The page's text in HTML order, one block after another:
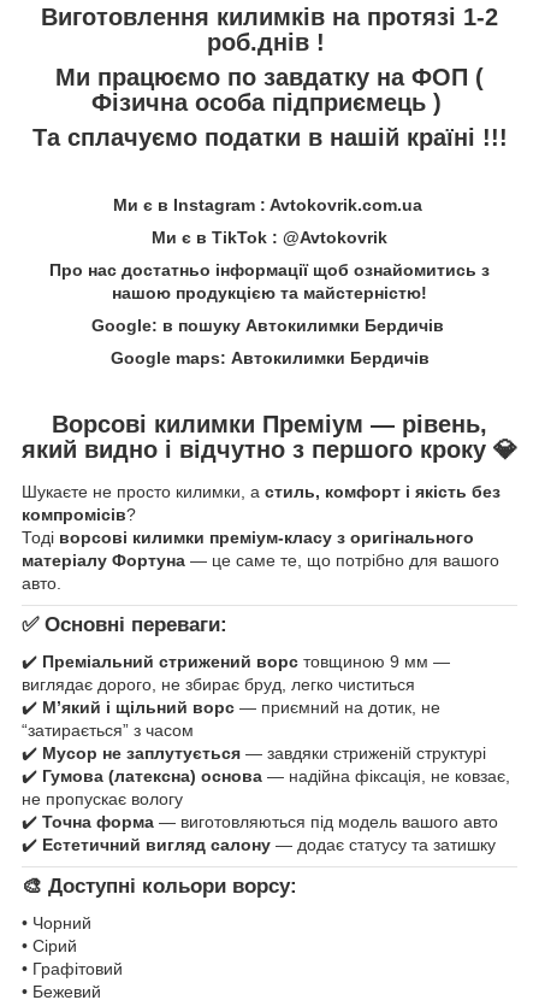
Виготовлення килимків на протязі 1-2
роб.днів !
Ми працюємо по завдатку на ФОП (
Фізична особа підприємець )
Та сплачуємо податки в нашій країні !!!
Ми є в Instagram : Avtokovrik.com.ua
Ми є в TikTok : @Avtokovrik
Про нас достатньо інформації щоб ознайомитись з
нашою продукцією та майстерністю!
Google: в пошуку Автокилимки Бердичів
Google maps: Автокилимки Бердичів
Ворсові килимки Преміум — рівень,
який видно і відчутно з першого кроку 💎
Шукаєте не просто килимки, а стиль, комфорт і якість без
компромісів?
Тоді ворсові килимки преміум-класу з оригінального
матеріалу Фортуна — це саме те, що потрібно для вашого
авто.
✅ Основні переваги:
✔️ Преміальний стрижений ворс товщиною 9 мм —
виглядає дорого, не збирає бруд, легко чиститься
✔️ М’який і щільний ворс — приємний на дотик, не
“затирається” з часом
✔️ Мусор не заплутується — завдяки стриженій структурі
✔️ Гумова (латексна) основа — надійна фіксація, не ковзає,
не пропускає вологу
✔️ Точна форма — виготовляються під модель вашого авто
✔️ Естетичний вигляд салону — додає статусу та затишку
🎨 Доступні кольори ворсу:
• Чорний
• Сірий
• Графітовий
• Бежевий